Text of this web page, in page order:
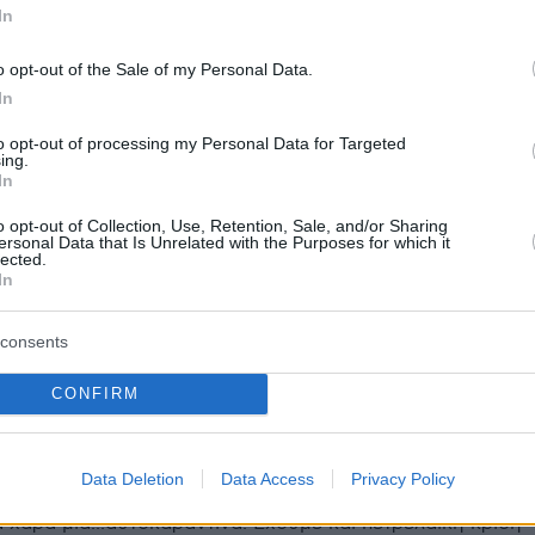
opt-out of the Sale of my Personal Data.
opt-out of processing my Personal Data for Targeted
opt-out of Collection, Use, Retention, Sale, and/or Sharing
Data that Is Unrelated with the Purposes for which it
CONFIRM
Data Deletion Data Access Privacy Policy
protothema.gr στο Google News
μεταδίδεται κανονικα απο το ποντικί σε εμενα
σε αλλο ατομο. Ελα ομως που.....ειναι αυτη η
ΣΕ ΑΛΛΟΥΣ ΑΝΘΡΩΠΟΥΣ; Αρα ας ετοιμαστουμε
χαρα μια...αυτοκαραντινα. Εχουμε και πετρελαϊκη κριση